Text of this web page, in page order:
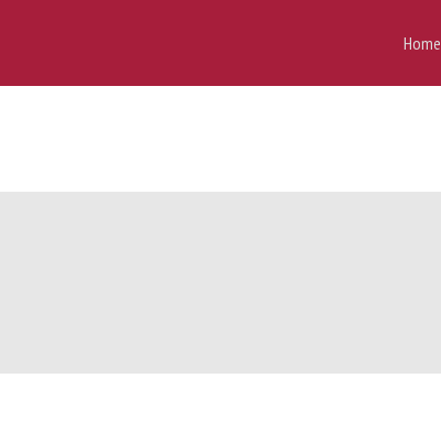
Home